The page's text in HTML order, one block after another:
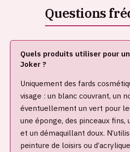
Quels produits utiliser pour
Joker ?
Uniquement des fards
visage : un blanc couvrant, un
éventuellement un vert pour
une éponge, des pinceaux fins,
et un démaquillant doux.
peinture de loisirs ou